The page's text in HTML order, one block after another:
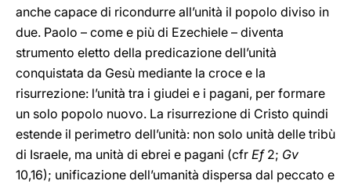
anche capace di ricondurre all’unità il popolo diviso in
due. Paolo – come e più di Ezechiele – diventa
strumento eletto della predicazione dell’unità
conquistata da Gesù mediante la croce e la
risurrezione: l’unità tra i giudei e i pagani, per formare
un solo popolo nuovo. La risurrezione di Cristo quindi
estende il perimetro dell’unità: non solo unità delle tribù
di Israele, ma unità di ebrei e pagani (cfr Ef2; Gv
10,16); unificazione dell’umanità dispersa dal peccato e